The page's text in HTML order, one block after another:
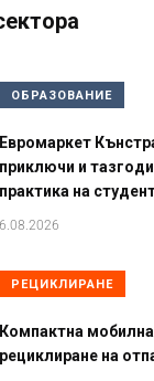
ОБРАЗОВАНИЕ
Евромаркет
приключи и
практика на
6.08.2026
РЕЦИКЛИРАНЕ
Компактна
рециклиране на